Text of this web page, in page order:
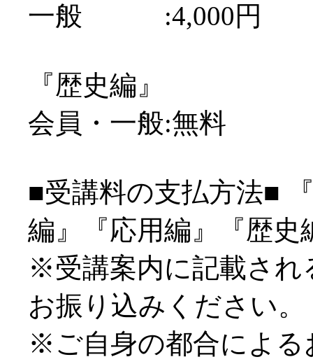
一般 :4,000円
『歴史編』
会員・一般:無料
■受講料の支払方法■
編』『応用編』『歴史
※受講案内に記載され
お振り込みください。
※ご自身の都合による